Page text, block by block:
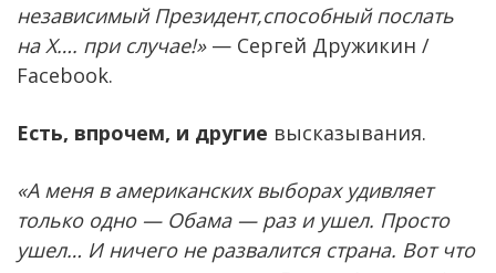
независимый Президент,способный послать
на Х…. при случае!»— Сергей Дружикин /
Facebook.
Есть, впрочем, и другие высказывания.
«А меня в американских выборах удивляет
только одно — Обама — раз и ушел. Просто
ушел… И ничего не развалится страна. Вот что